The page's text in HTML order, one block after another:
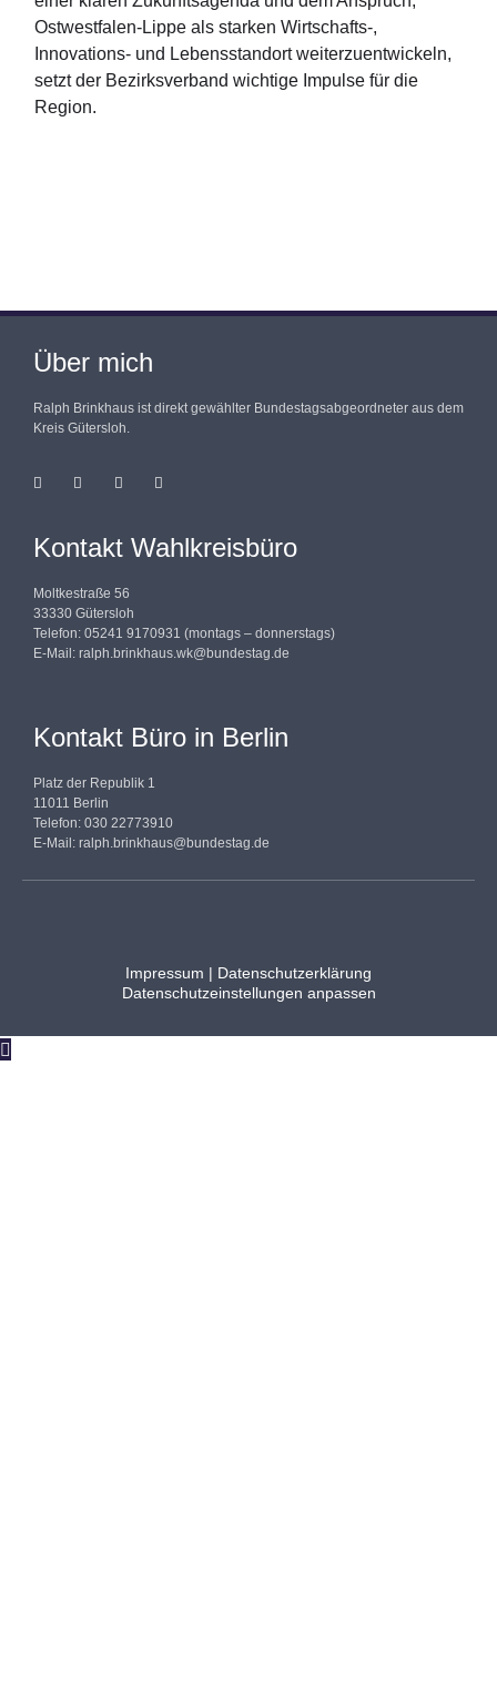
Ostwestfalen-Lippe als starken Wirtschafts-,
Innovations- und Lebensstandort weiterzuentwickeln,
setzt der Bezirksverband wichtige Impulse für die
Region.
Über mich
Ralph Brinkhaus ist direkt gewählter Bundestagsabgeordneter aus dem
Kreis Gütersloh.
Kontakt Wahlkreisbüro
Moltkestraße 56
33330 Gütersloh
Telefon: 05241 9170931 (montags – donnerstags)
E-Mail: ralph.brinkhaus.wk@bundestag.de
Kontakt Büro in Berlin
Platz der Republik 1
11011 Berlin
Telefon: 030 22773910
E-Mail: ralph.brinkhaus@bundestag.de
Impressum | Datenschutzerklärung
Datenschutzeinstellungen anpassen